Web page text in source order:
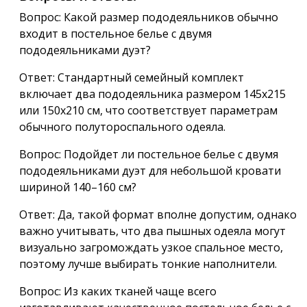
Вопрос: Какой размер пододеяльников обычно
входит в постельное белье с двумя
пододеяльниками дуэт?
Ответ: Стандартный семейный комплект
включает два пододеяльника размером 145х215
или 150х210 см, что соответствует параметрам
обычного полутороспального одеяла.
Вопрос: Подойдет ли постельное белье с двумя
пододеяльниками дуэт для небольшой кровати
шириной 140–160 см?
Ответ: Да, такой формат вполне допустим, однако
важно учитывать, что два пышных одеяла могут
визуально загромождать узкое спальное место,
поэтому лучше выбирать тонкие наполнители.
Вопрос: Из каких тканей чаще всего